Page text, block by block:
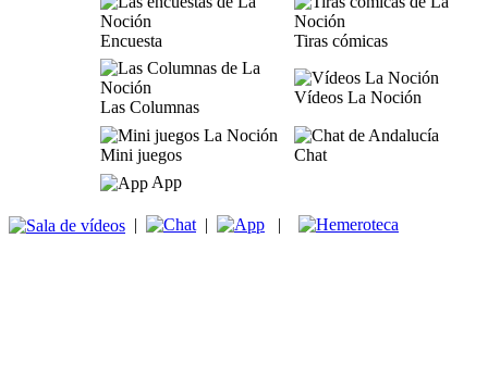
Encuesta Tiras cómicas
Las Columnas
Vídeos La Noción
Mini juegos
Chat
App
| | |